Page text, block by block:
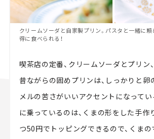
クリームソーダと自家製プリン。パスタと一緒に
得に食べられる！
喫茶店の定番、クリームソーダとプリン
昔ながらの固めプリンは、しっかりと卵
メルの苦さがいいアクセントになって
に乗っているのは、くまの形をした手作
つ50円でトッピングできるので、くま